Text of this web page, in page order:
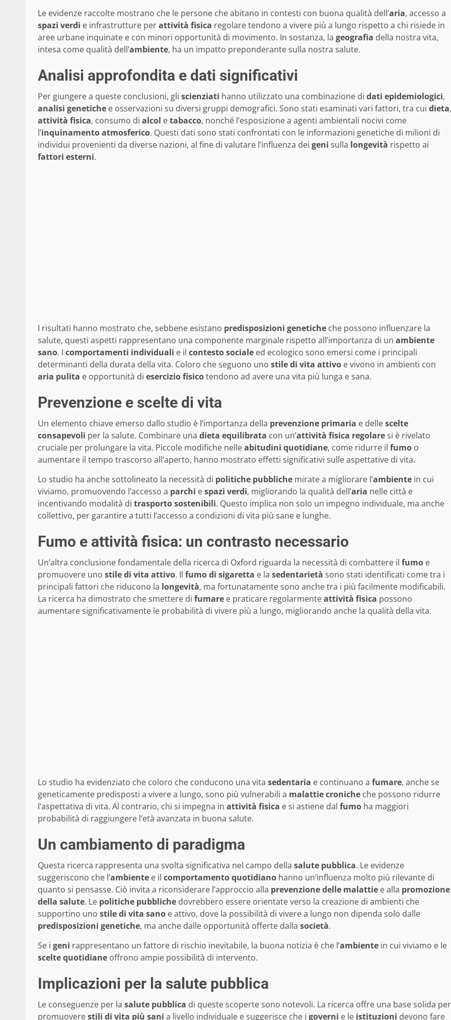
Le evidenze raccolte mostrano che le persone che abitano in contesti con buona qualità dell’aria, accesso a
spazi verdi e infrastrutture perattività fisica regolare tendono a vivere più a lungo rispetto a chi risiede in
aree urbane inquinate e con minori opportunità di movimento. In sostanza, la geografia della nostra vita,
intesa come qualità dell’ambiente, ha un impatto preponderante sulla nostra salute.
Analisi approfondita e dati significativi
Per giungere a queste conclusioni, gli scienziati hanno utilizzato una combinazione di dati epidemiologici,
analisi genetiche e osservazioni su diversi gruppi demografici. Sono stati esaminati vari fattori, tra cui dieta,
attività fisica, consumo di alcol etabacco, nonché l’esposizione a agenti ambientali nocivi come
l’inquinamento atmosferico. Questi dati sono stati confrontati con le informazioni genetiche di milioni di
individui provenienti da diverse nazioni, al fine di valutare l’influenza dei geni sulla longevità rispetto ai
fattori esterni.
I risultati hanno mostrato che, sebbene esistano predisposizioni genetiche che possono influenzare la
salute, questi aspetti rappresentano una componente marginale rispetto all’importanza di un ambiente
sano. I comportamenti individuali e il contesto sociale ed ecologico sono emersi come i principali
determinanti della durata della vita. Coloro che seguono uno stile di vita attivo e vivono in ambienti con
aria pulita e opportunità di esercizio fisicotendono ad avere una vita più lunga e sana.
Prevenzione e scelte di vita
Un elemento chiave emerso dallo studio è l’importanza della prevenzione primaria e dellescelte
consapevoli per la salute. Combinare una dieta equilibrata con un’attività fisica regolaresi è rivelato
cruciale per prolungare la vita. Piccole modifiche nelleabitudini quotidiane, come ridurre il fumo o
aumentare il tempo trascorso all’aperto, hanno mostrato effetti significativi sulle aspettative di vita.
Lo studio ha anche sottolineato la necessità di politiche pubbliche mirate a migliorare l’ambiente in cui
viviamo, promuovendo l’accesso a parchi espazi verdi, migliorando la qualità dell’aria nelle città e
incentivando modalità di trasporto sostenibili. Questo implica non solo un impegno individuale, ma anche
collettivo, per garantire a tutti l’accesso a condizioni di vita più sane e lunghe.
Fumo e attività fisica: un contrasto necessario
Un’altra conclusione fondamentale della ricerca di Oxford riguarda la necessità di combattere il fumo e
promuovere uno stile di vita attivo. Il fumo di sigaretta e la sedentarietà sono stati identificati come tra i
principali fattori che riducono la longevità, ma fortunatamente sono anche tra i più facilmente modificabili.
La ricerca ha dimostrato che smettere di fumare e praticare regolarmenteattività fisica possono
aumentare significativamente le probabilità di vivere più a lungo, migliorando anche la qualità della vita.
Lo studio ha evidenziato che coloro che conducono una vita sedentaria e continuano a fumare, anche se
geneticamente predisposti a vivere a lungo, sono più vulnerabili a malattie croniche che possono ridurre
l’aspettativa di vita. Al contrario, chi si impegna in attività fisica e si astiene dal fumo ha maggiori
probabilità di raggiungere l’età avanzata in buona salute.
Un cambiamento di paradigma
Questa ricerca rappresenta una svolta significativa nel campo della salute pubblica. Le evidenze
suggeriscono che l’ambiente e il comportamento quotidiano hanno un’influenza molto più rilevante di
quanto si pensasse. Ciò invita a riconsiderare l’approccio alla prevenzione delle malattie e alla promozione
della salute. Le politiche pubbliche dovrebbero essere orientate verso la creazione di ambienti che
supportino uno stile di vita sano e attivo, dove la possibilità di vivere a lungo non dipenda solo dalle
predisposizioni genetiche, ma anche dalle opportunità offerte dalla società.
Se i geni rappresentano un fattore di rischio inevitabile, la buona notizia è che l’ambiente in cui viviamo e le
scelte quotidiane offrono ampie possibilità di intervento.
Implicazioni per la salute pubblica
Le conseguenze per la salute pubblica di queste scoperte sono notevoli. La ricerca offre una base solida per
promuoverestili di vita più sani a livello individuale e suggerisce che i governi e le istituzioni devono fare